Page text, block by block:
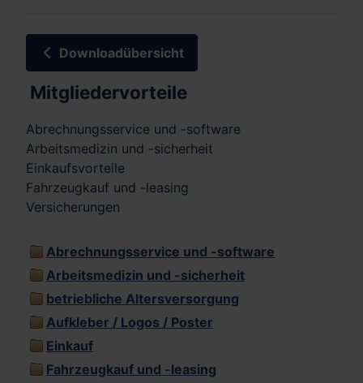
Downloadübersicht
Mitgliedervorteile
Abrechnungsservice und -software
Arbeitsmedizin und -sicherheit
Einkaufsvorteile
Fahrzeugkauf und -leasing
Versicherungen
Abrechnungsservice und -software
Arbeitsmedizin und -sicherheit
betriebliche Altersversorgung
Aufkleber / Logos / Poster
Einkauf
Fahrzeugkauf und -leasing